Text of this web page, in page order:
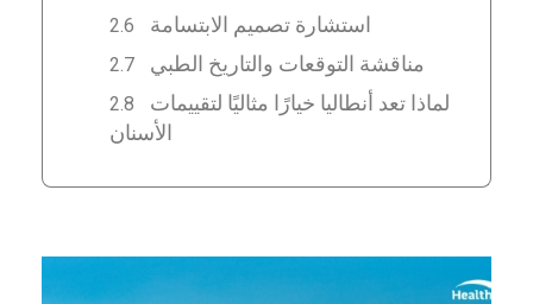
استشارة تصميم الابتسامة
مناقشة التوقعات والتاريخ الطبي
لماذا تعد أنطاليا خيارًا مثاليًا لتقييمات
الأسنان